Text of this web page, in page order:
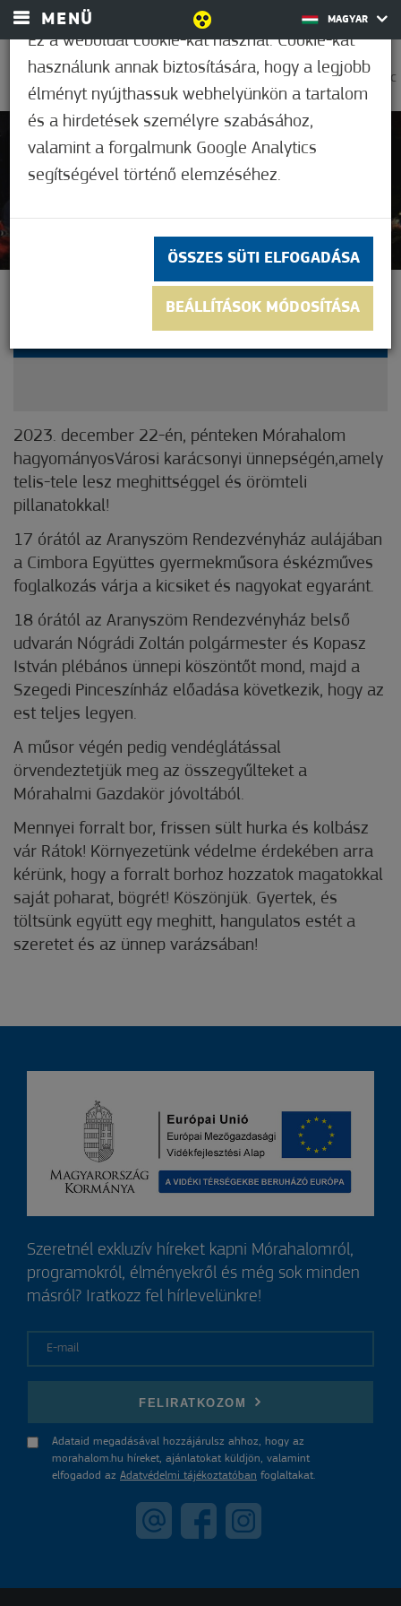
MENÜ MAGYAR
0
38,9°C
Nem értékelt
GYÚJTSUK MEG EGYÜTT A
4. GYERTYÁT IS
2023. december 22-én, pénteken Mórahalom
hagyományosVárosi karácsonyi ünnepségén,amely
telis-tele lesz meghittséggel és örömteli
pillanatokkal!
17 órától az Aranyszöm Rendezvényház aulájában
a Cimbora Együttes gyermekműsora éskézműves
foglalkozás várja a kicsiket és nagyokat egyaránt.
18 órától az Aranyszöm Rendezvényház belső
udvarán Nógrádi Zoltán polgármester és Kopasz
István plébános ünnepi köszöntőt mond, majd a
Szegedi Pinceszínház előadása következik, hogy az
est teljes legyen.
A műsor végén pedig vendéglátással
örvendeztetjük meg az összegyűlteket a
Mórahalmi Gazdakör jóvoltából.
Mennyei forralt bor, frissen sült hurka és kolbász
vár Rátok! Környezetünk védelme érdekében arra
kérünk, hogy a forralt borhoz hozzatok magatokkal
saját poharat, bögrét! Köszönjük. Gyertek, és
töltsünk együtt egy meghitt, hangulatos estét a
szeretet és az ünnep varázsában!
Ez a weboldal cookie-kat használ. Cookie-kat
használunk annak biztosítására, hogy a legjobb
élményt nyújthassuk webhelyünkön a tartalom
és a hirdetések személyre szabásához,
valamint a forgalmunk Google Analytics
segítségével történő elemzéséhez.
ÖSSZES SÜTI ELFOGADÁSA
BEÁLLÍTÁSOK MÓDOSÍTÁSA
Szeretnél exkluzív híreket kapni Mórahalomról,
programokról, élményekről és még sok minden
másról? Iratkozz fel hírlevelünkre!
FELIRATKOZOM
Adataid megadásával hozzájárulsz ahhoz, hogy az
morahalom.hu híreket, ajánlatokat küldjön, valamint
elfogadod az Adatvédelmi tájékoztatóban foglaltakat.